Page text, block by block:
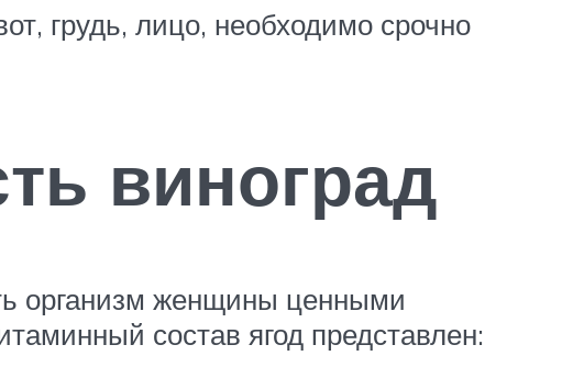
грудь, лицо, необходимо срочно
виноград
организм женщины ценными
состав ягод представлен: